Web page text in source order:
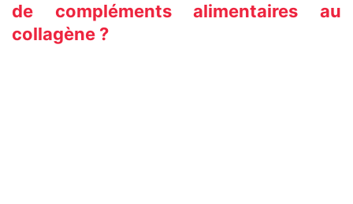
de compléments alimentaires au
collagène ?